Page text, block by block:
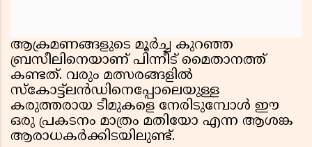
ആക്രമണങ്ങളുടെ മൂർച്ച കുറഞ്ഞ
ബ്രസീലിനെയാണ് പിന്നീട് മൈതാനത്ത്
കണ്ടത്. വരും മത്സരങ്ങളിൽ
സ്കോട്ട്‌ലൻഡിനെപ്പോലെയുള്ള
കരുത്തരായ ടീമുകളെ നേരിടുമ്പോൾ ഈ
ഒരു പ്രകടനം മാത്രം മതിയോ എന്ന ആശങ്ക
ആരാധകർക്കിടയിലുണ്ട്.